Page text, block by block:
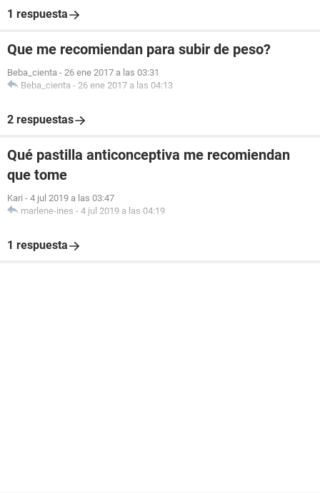
1 respuesta
Que me recomiendan para subir de peso?
Beba_cienta - 26 ene 2017 a las 03:31
Beba_cienta - 26 ene 2017 a las 04:13
2 respuestas
Qué pastilla anticonceptiva me recomiendan
que tome
Kari - 4 jul 2019 a las 03:47
marlene-ines - 4 jul 2019 a las 04:19
1 respuesta